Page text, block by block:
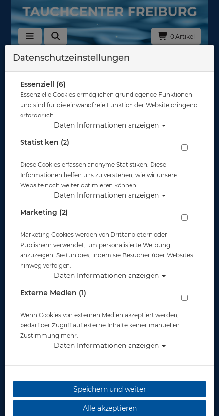
0 Artikel
Zurück
Rash Guard Kids - Kurzarm - Boys - Gr: M
Artikelnr.: mar-412559M
Herstellerpreis: 32,00 €
Datenschutzeinstellungen
Essenziell (6)
Essenzielle Cookies ermöglichen grundlegende Funktionen
und sind für die einwandfreie Funktion der Website dringend
erforderlich.
Daten Informationen anzeigen
Statistiken (2)
Diese Cookies erfassen anonyme Statistiken. Diese
Informationen helfen uns zu verstehen, wie wir unsere
Website noch weiter optimieren können.
Daten Informationen anzeigen
Marketing (2)
Marketing Cookies werden von Drittanbietern oder
Publishern verwendet, um personalisierte Werbung
anzuzeigen. Sie tun dies, indem sie Besucher über Websites
hinweg verfolgen.
Daten Informationen anzeigen
Externe Medien (1)
Wenn Cookies von externen Medien akzeptiert werden,
bedarf der Zugriff auf externe Inhalte keiner manuellen
Zustimmung mehr.
Daten Informationen anzeigen
Speichern und weiter
Alle akzeptieren